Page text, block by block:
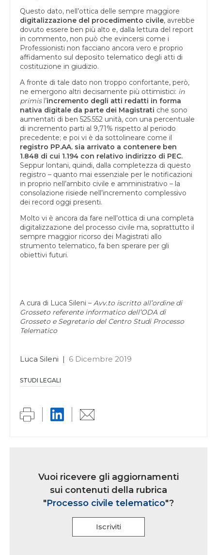
Questo dato, nell’ottica delle sempre maggiore
digitalizzazione del procedimento civile, avrebbe
dovuto essere ben più alto e, dalla lettura del report
in commento, non può che evincersi come i
Professionisti non facciano ancora vero e proprio
affidamento sul deposito telematico degli atti di
costituzione in giudizio.
A fronte di tale dato non troppo confortante, però,
ne emergono altri decisamente più ottimistici: in
primisl’incremento degli atti redatti in forma
nativa digitale da parte dei Magistrati che sono
aumentati di ben 525.552 unità, con una percentuale
di incremento parti al 9,71% rispetto al periodo
precedente; e poi vi è da sottolineare come il
registro PP.AA. sia arrivato a contenere ben
1.848 di cui 1.194 con relativo indirizzo di PEC.
Seppur lontani, quindi, dalla completezza di questo
registro – quanto mai essenziale per le notificazioni
in proprio nell’ambito civile e amministrativo – la
consolazione risiede nell’incremento complessivo
dei record oggi presenti.
Molto vi è ancora da fare nell’ottica di una completa
digitalizzazione del processo civile ma, soprattutto il
sempre maggior ricorso dei Magistrati allo
strumento telematico, fa ben sperare per gli
obiettivi futuri.
A cura di Luca Sileni – Avv.to iscritto all’ordine di
Grosseto referente informatico dell’ODA di
Grosseto e Segretario del Centro Studi Processo
Telematico
Luca Sileni | 6 Dicembre 2019
STUDI LEGALI
iscrizioneVuoi ricevere gli aggiornamenti
sui contenuti della rubrica
"Processo civile telematico"?
Iscriviti